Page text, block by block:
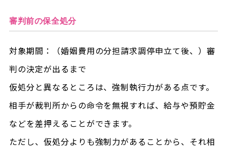
審判前の保全処分
対象期間：（婚姻費用の分担請求調停申立て後、）審
判の決定が出るまで
仮処分と異なるところは、強制執行力がある点です。
相手が裁判所からの命令を無視すれば、給与や預貯金
などを差押えることができます。
ただし、仮処分よりも強制力があることから、それ相